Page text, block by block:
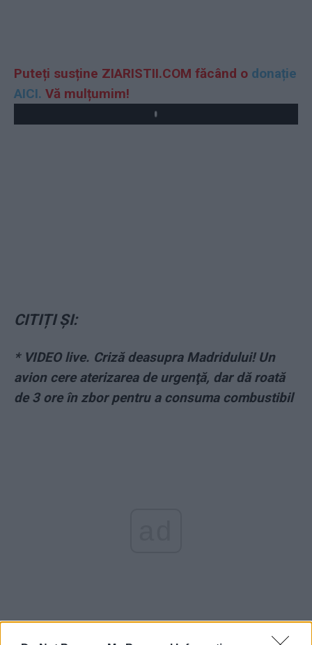
Puteți susține ZIARISTII.COM făcând o donație
AICI. Vă mulțumim!
Play
CITIȚI ȘI:
* VIDEO live. Criză deasupra Madridului! Un
avion cere aterizarea de urgenţă, dar dă roată
de 3 ore în zbor pentru a consuma combustibil